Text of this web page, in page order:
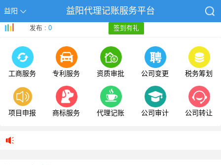
益阳 益阳代理记账服务平台
发布 :0 签到有礼
工商服务 专利服务 资质审批 公司变更 税务筹划
项目申报 商标服务 代理记账 公司审计 公司转让